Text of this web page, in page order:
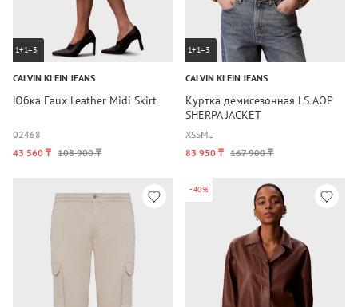
1+1=3
CALVIN KLEIN JEANS
Юбка Faux Leather Midi Skirt
02468
43 560 ₸ 108 900 ₸
1+1=3
CALVIN KLEIN JEANS
Куртка демисезонная LS AOP
SHERPA JACKET
XSSML
83 950 ₸ 167 900 ₸
-40%